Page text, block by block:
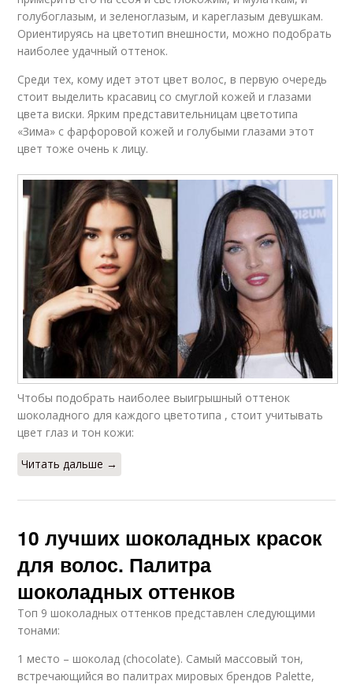
Популярная краска
Шоколадный оттенок
Окрашивание в
шоколадный цвет
голубоглазым, и зеленоглазым, и кареглазым девушкам.
Ориентируясь на цветотип внешности, можно подобрать
наиболее удачный оттенок.
Среди тех, кому идет этот цвет волос, в первую очередь
стоит выделить красавиц со смуглой кожей и глазами
цвета виски. Ярким представительницам цветотипа
«Зима» с фарфоровой кожей и голубыми глазами этот
цвет тоже очень к лицу.
Чтобы подобрать наиболее выигрышный оттенок
шоколадного для каждого цветотипа , стоит учитывать
цвет глаз и тон кожи:
Читать дальше →
10 лучших шоколадных красок
для волос. Палитра
шоколадных оттенков
Топ 9 шоколадных оттенков представлен следующими
тонами:
1 место – шоколад (chocolate). Самый массовый тон,
встречающийся во палитрах мировых брендов Palette,